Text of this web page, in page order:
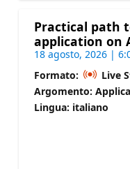
Practical path
application on
18 agosto, 2026 |
Formato:
Live
Argomento:
Lingua: italiano